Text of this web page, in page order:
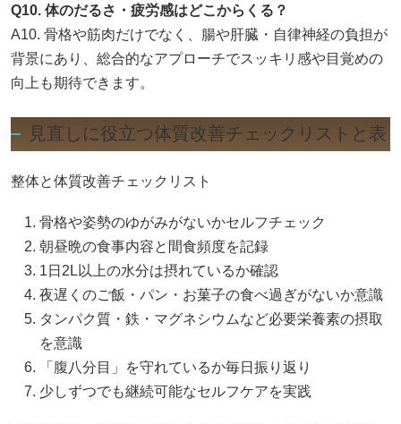
Q10. 体のだるさ・疲労感はどこからくる？
A10. 骨格や筋肉だけでなく、腸や肝臓・自律神経の負担が
背景にあり、総合的なアプローチでスッキリ感や目覚めの
向上も期待できます。
見直しに役立つ体質改善チェックリストと表
整体と体質改善チェックリスト
骨格や姿勢のゆがみがないかセルフチェック
朝昼晩の食事内容と間食頻度を記録
1日2L以上の水分は摂れているか確認
夜遅くのご飯・パン・お菓子の食べ過ぎがないか意識
タンパク質・鉄・マグネシウムなど必要栄養素の摂取
を意識
「腹八分目」を守れているか毎日振り返り
少しずつでも継続可能なセルフケアを実践